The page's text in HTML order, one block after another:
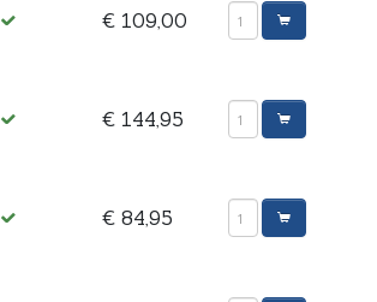
€ 109,00
€ 144,95
€ 84,95